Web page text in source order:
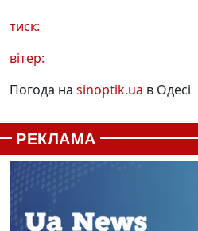
тиск:
вітер:
Погода на sinoptik.ua в Одесі
РЕКЛАМА